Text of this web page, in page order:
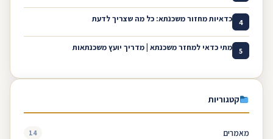
4 כדאיות מחזור משכנתא: כל מה שצריך לדעת
5 מתי כדאי למחזר משכנתא | מדריך יועץ משכנתאות
קטגוריות
מאמרים 14